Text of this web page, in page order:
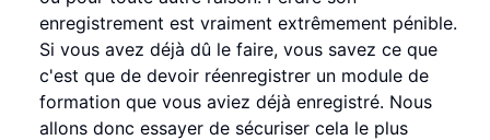
enregistrement est vraiment extrêmement pénible.
Si vous avez déjà dû le faire, vous savez ce que
c'est que de devoir réenregistrer un module de
formation que vous aviez déjà enregistré. Nous
allons donc essayer de sécuriser cela le plus